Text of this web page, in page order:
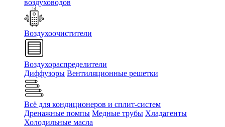
воздуховодов
Воздухоочистители
Воздухораспределители
Диффузоры Вентиляционные решетки
Всё для кондиционеров и сплит-систем
Дренажные помпы Медные трубы Хладагенты
Холодильные масла